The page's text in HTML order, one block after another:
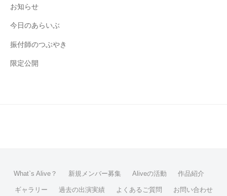
お知らせ
今日のあらいぶ
振付師のつぶやき
限定公開
What`s Alive？ 新規メンバー募集 Aliveの活動 作品紹介
ギャラリー 過去の出演実績 よくあるご質問 お問い合わせ